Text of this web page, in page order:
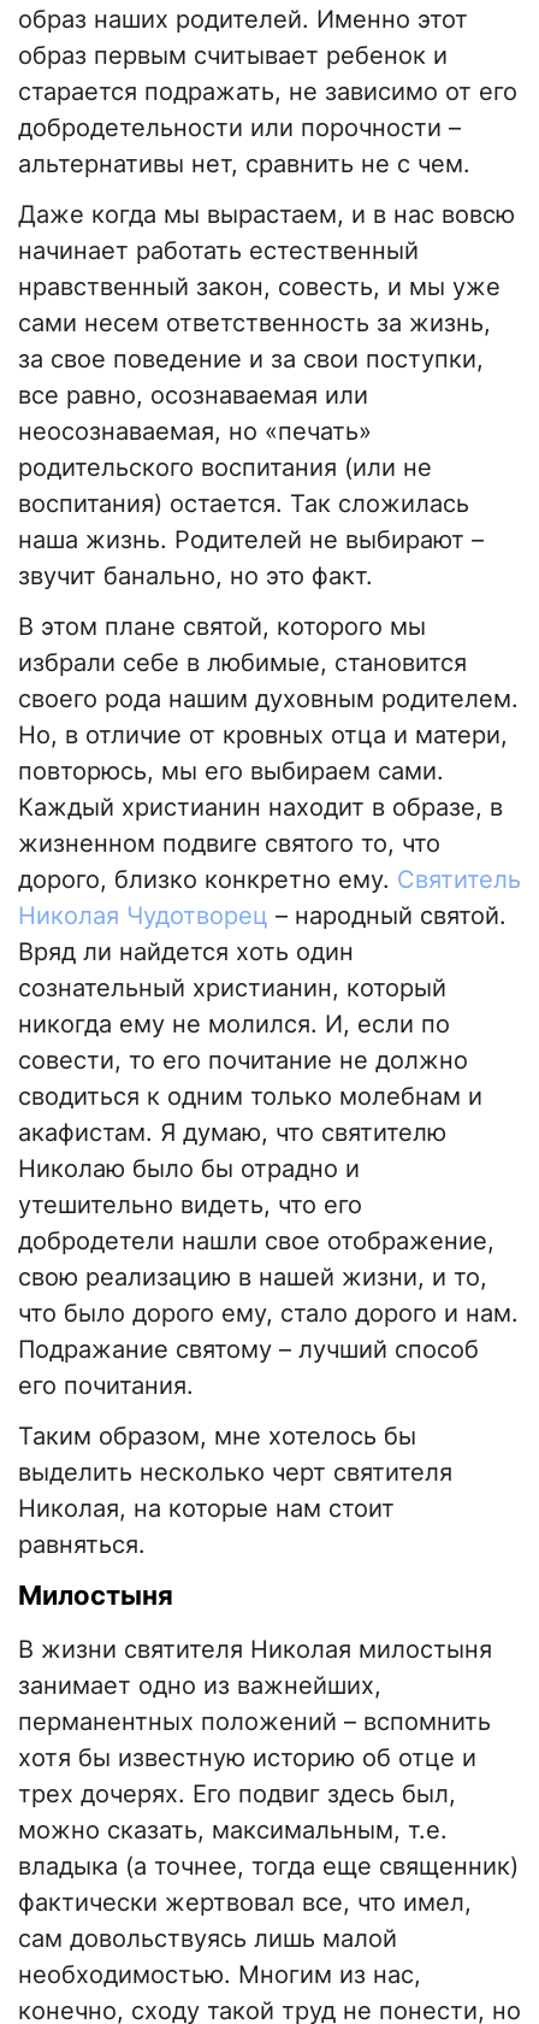
образ наших родителей. Именно этот
образ первым считывает ребенок и
старается подражать, не зависимо от его
добродетельности или порочности –
альтернативы нет, сравнить не с чем.
Даже когда мы вырастаем, и в нас вовсю
начинает работать естественный
нравственный закон, совесть, и мы уже
сами несем ответственность за жизнь,
за свое поведение и за свои поступки,
все равно, осознаваемая или
неосознаваемая, но «печать»
родительского воспитания (или не
воспитания) остается. Так сложилась
наша жизнь. Родителей не выбирают –
звучит банально, но это факт.
В этом плане святой, которого мы
избрали себе в любимые, становится
своего рода нашим духовным родителем.
Но, в отличие от кровных отца и матери,
повторюсь, мы его выбираем сами.
Каждый христианин находит в образе, в
жизненном подвиге святого то, что
дорого, близко конкретно ему. Святитель
Николая Чудотворец – народный святой.
Вряд ли найдется хоть один
сознательный христианин, который
никогда ему не молился. И, если по
совести, то его почитание не должно
сводиться к одним только молебнам и
акафистам. Я думаю, что святителю
Николаю было бы отрадно и
утешительно видеть, что его
добродетели нашли свое отображение,
свою реализацию в нашей жизни, и то,
что было дорого ему, стало дорого и нам.
Подражание святому – лучший способ
его почитания.
Таким образом, мне хотелось бы
выделить несколько черт святителя
Николая, на которые нам стоит
равняться.
Милостыня
В жизни святителя Николая милостыня
занимает одно из важнейших,
перманентных положений – вспомнить
хотя бы известную историю об отце и
трех дочерях. Его подвиг здесь был,
можно сказать, максимальным, т.е.
владыка (а точнее, тогда еще священник)
фактически жертвовал все, что имел,
сам довольствуясь лишь малой
необходимостью. Многим из нас,
конечно, сходу такой труд не понести, но